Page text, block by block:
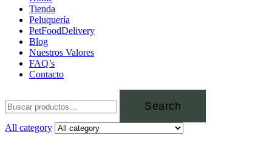
Tienda
Peluquería
PetFoodDelivery
Blog
Nuestros Valores
FAQ’s
Contacto
Search
All category